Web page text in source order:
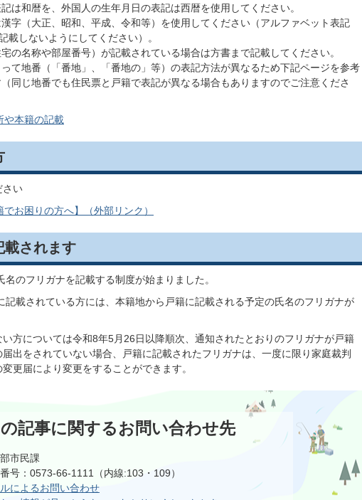
は和暦を、外国人の生年月日の表記は西暦を使用してください。
字（大正、昭和、平成、令和等）を使用してください（アルファベット表記
載しないようにしてください）。
の名称や部屋番号）が記載されている場合は方書まで記載してください。
て地番（「番地」、「番地の」等）の表記方法が異なるため下記ページを参考
同じ地番でも住民票と戸籍で表記が異なる場合もありますのでご注意くださ
や本籍の記載
さい
お困りの方へ】（外部リンク）
載されます
のフリガナを記載する制度が始まりました。
記載されている方には、本籍地から戸籍に記載される予定の氏名のフリガナが
方については令和8年5月26日以降順次、通知されたとおりのフリガナが戸籍
出をされていない場合、戸籍に記載されたフリガナは、一度に限り家庭裁判
更届により変更をすることができます。
記事に関するお問い合わせ先
市民課
号：0573-66-1111（内線:103・109）
ルによるお問い合わせ